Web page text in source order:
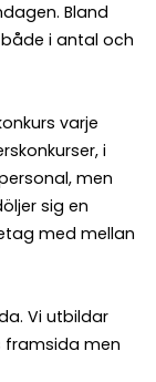
Bland
i antal och
varje
i
men
sig en
med mellan
Vi utbildar
framsida men